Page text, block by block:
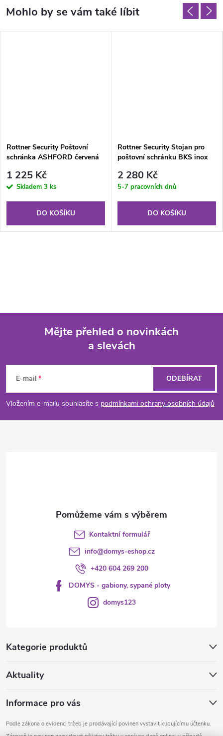
Rottner Security Poštovní
schránka ASHFORD červená
1 225 Kč
Skladem 3 ks
DO KOŠÍKU
Rottner Security Stojan pro
poštovní schránku BKS inox
2 280 Kč
5-7 pracovních dnů
DO KOŠÍKU
p
a
Mějte přehled o novinkách
a slevách
E-mail
Vložením e-mailu souhlasíte s podmínkami ochrany osobních údajů
ODEBÍRAT
Kategorie produktů
Aktuality
Informace pro vás
Podle zákona o evidenci tržeb je prodávající povinen vystavit kupujícímu účtenku.
Kontaktní formulář
info@domys-eshop.cz
+420 604 269 200
DOMYS - gabiony, sypané ploty
domys123